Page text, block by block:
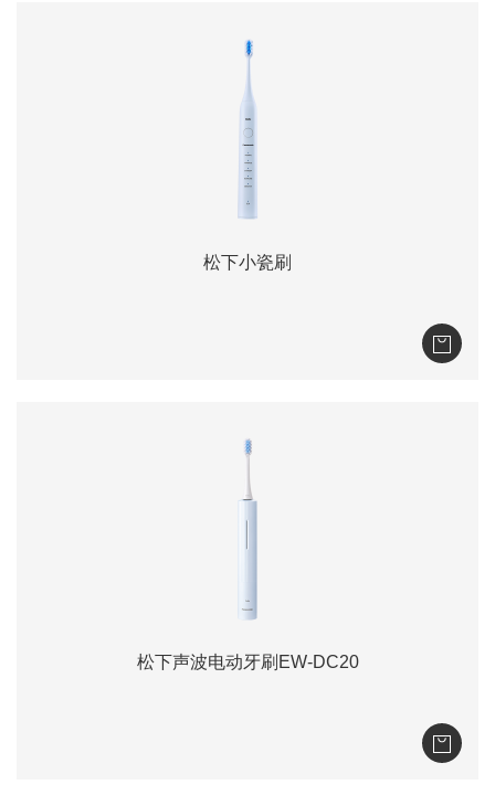
松下小瓷刷
松下声波电动牙刷EW-DC20